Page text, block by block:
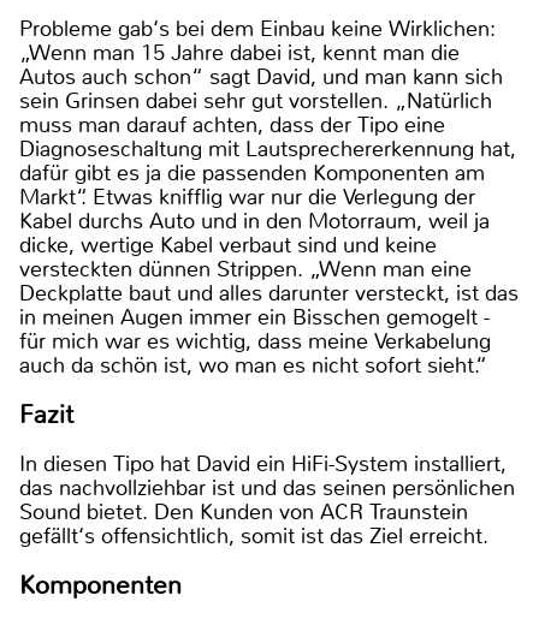
Probleme gab‘s bei dem Einbau keine Wirklichen:
„Wenn man 15 Jahre dabei ist, kennt man die
Autos auch schon“ sagt David, und man kann sich
sein Grinsen dabei sehr gut vorstellen. „Natürlich
muss man darauf achten, dass der Tipo eine
Diagnoseschaltung mit Lautsprechererkennung hat,
dafür gibt es ja die passenden Komponenten am
Markt“. Etwas knifflig war nur die Verlegung der
Kabel durchs Auto und in den Motorraum, weil ja
dicke, wertige Kabel verbaut sind und keine
versteckten dünnen Strippen. „Wenn man eine
Deckplatte baut und alles darunter versteckt, ist das
in meinen Augen immer ein Bisschen gemogelt -
für mich war es wichtig, dass meine Verkabelung
auch da schön ist, wo man es nicht sofort sieht.“
Fazit
In diesen Tipo hat David ein HiFi-System installiert,
das nachvollziehbar ist und das seinen persönlichen
Sound bietet. Den Kunden von ACR Traunstein
gefällt‘s offensichtlich, somit ist das Ziel erreicht.
Komponenten